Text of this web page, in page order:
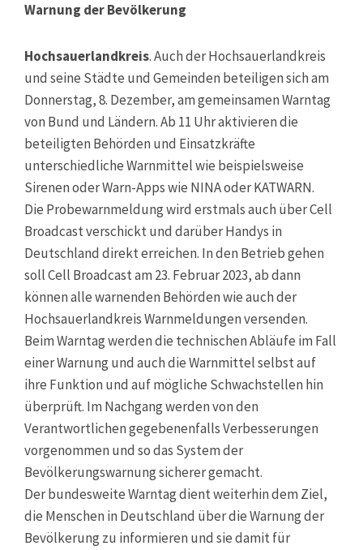
Warnung der Bevölkerung
Hochsauerlandkreis. Auch der Hochsauerlandkreis
und seine Städte und Gemeinden beteiligen sich am
Donnerstag, 8. Dezember, am gemeinsamen Warntag
von Bund und Ländern. Ab 11 Uhr aktivieren die
beteiligten Behörden und Einsatzkräfte
unterschiedliche Warnmittel wie beispielsweise
Sirenen oder Warn-Apps wie NINA oder KATWARN.
Die Probewarnmeldung wird erstmals auch über Cell
Broadcast verschickt und darüber Handys in
Deutschland direkt erreichen. In den Betrieb gehen
soll Cell Broadcast am 23. Februar 2023, ab dann
können alle warnenden Behörden wie auch der
Hochsauerlandkreis Warnmeldungen versenden.
Beim Warntag werden die technischen Abläufe im Fall
einer Warnung und auch die Warnmittel selbst auf
ihre Funktion und auf mögliche Schwachstellen hin
überprüft. Im Nachgang werden von den
Verantwortlichen gegebenenfalls Verbesserungen
vorgenommen und so das System der
Bevölkerungswarnung sicherer gemacht.
Der bundesweite Warntag dient weiterhin dem Ziel,
die Menschen in Deutschland über die Warnung der
Bevölkerung zu informieren und sie damit für